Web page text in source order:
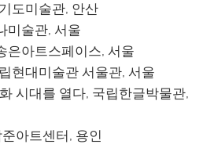
도미술관, 안산
미술관, 서울
은아트스페이스, 서울
대미술관 서울관, 서울
시대를 열다, 국립한글박물관,
아트센터, 용인